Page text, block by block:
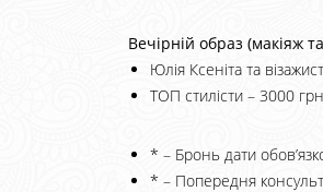
Вечірній образ (макіяж та
Юлія Ксеніта та
ТОП стилісти – 3000
* – Бронь дати
* – Попередня